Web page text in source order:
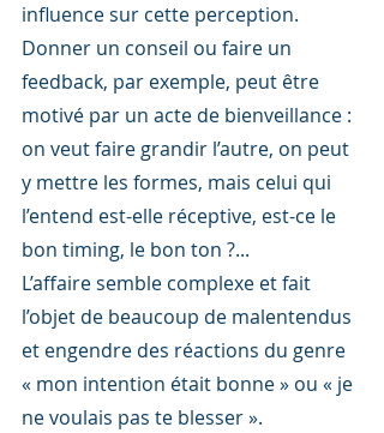
influence sur cette perception.
Donner un conseil ou faire un
feedback, par exemple, peut être
motivé par un acte de bienveillance :
on veut faire grandir l’autre, on peut
y mettre les formes, mais celui qui
l’entend est-elle réceptive, est-ce le
bon timing, le bon ton ?...
L’affaire semble complexe et fait
l’objet de beaucoup de malentendus
et engendre des réactions du genre
« mon intention était bonne » ou « je
ne voulais pas te blesser ».